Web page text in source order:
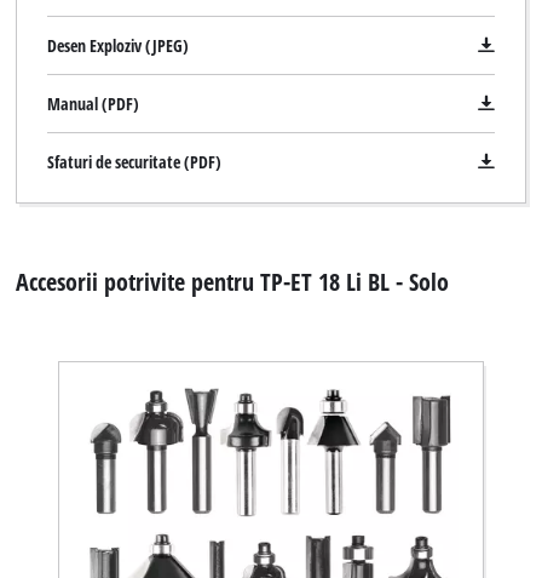
Desen Exploziv (JPEG)
Manual (PDF)
Sfaturi de securitate (PDF)
Accesorii potrivite pentru TP-ET 18 Li BL - Solo